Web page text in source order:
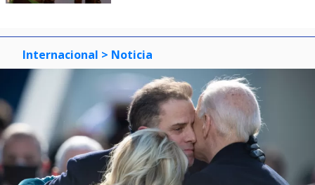
Internacional > Noticia